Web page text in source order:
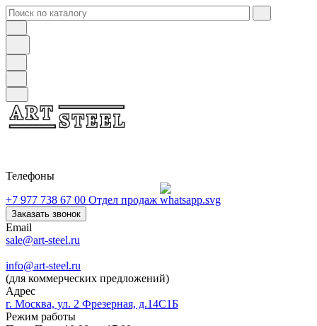
Телефоны
+7 977 738 67 00 Отдел продаж
Заказать звонок
Email
sale@art-steel.ru
info@art-steel.ru
(для коммерческих предложений)
Адрес
г. Москва, ул. 2 Фрезерная, д.14С1Б
Режим работы